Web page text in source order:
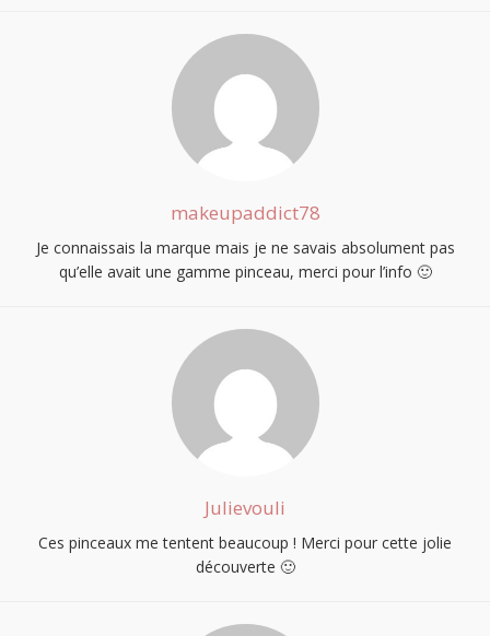
makeupaddict78
Je connaissais la marque mais je ne savais absolument pas
qu’elle avait une gamme pinceau, merci pour l’info 🙂
Julievouli
Ces pinceaux me tentent beaucoup ! Merci pour cette jolie
découverte 🙂